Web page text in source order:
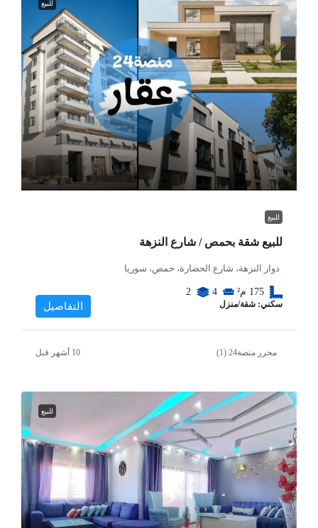
للبيع
للبيع
للبيع شقة بحمص / شارع النزهة
دوار النزهة، شارع الحضارة، حمص، سوريا
175 م² 4
2
سكني: شقة/منزل التفاصيل
محرر منصة24 (1)
للبيع